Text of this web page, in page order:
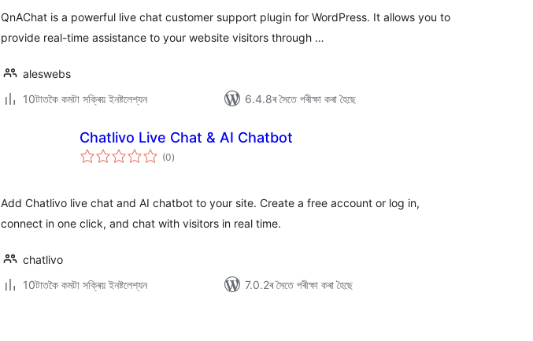
QnAChat is a powerful live chat customer support plugin for WordPress. It allows you to
provide real-time assistance to your website visitors through …
aleswebs
10টাতকৈ কমটা সক্ৰিয় ইনষ্টলেশ্যন
6.4.8ৰ সৈতে পৰীক্ষা কৰা হৈছে
Chatlivo Live Chat & AI Chatbot
(0টা
মুঠ)
Add Chatlivo live chat and AI chatbot to your site. Create a free account or log in,
connect in one click, and chat with visitors in real time.
chatlivo
10টাতকৈ কমটা সক্ৰিয় ইনষ্টলেশ্যন
7.0.2ৰ সৈতে পৰীক্ষা কৰা হৈছে